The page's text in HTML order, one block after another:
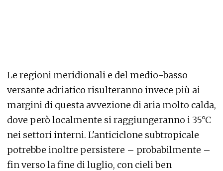
Le regioni meridionali e del medio-basso
versante adriatico risulteranno invece più ai
margini di questa avvezione di aria molto calda,
dove però localmente si raggiungeranno i 35°C
nei settori interni. L'anticiclone subtropicale
potrebbe inoltre persistere – probabilmente –
fin verso la fine di luglio, con cieli ben